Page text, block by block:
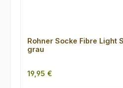
Rohner Socke Fibre Light
grau
Regulärer Preis:
19,95 €